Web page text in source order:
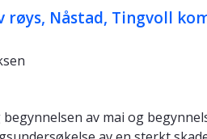
røys, Nåstad, Tingvoll
av mai og